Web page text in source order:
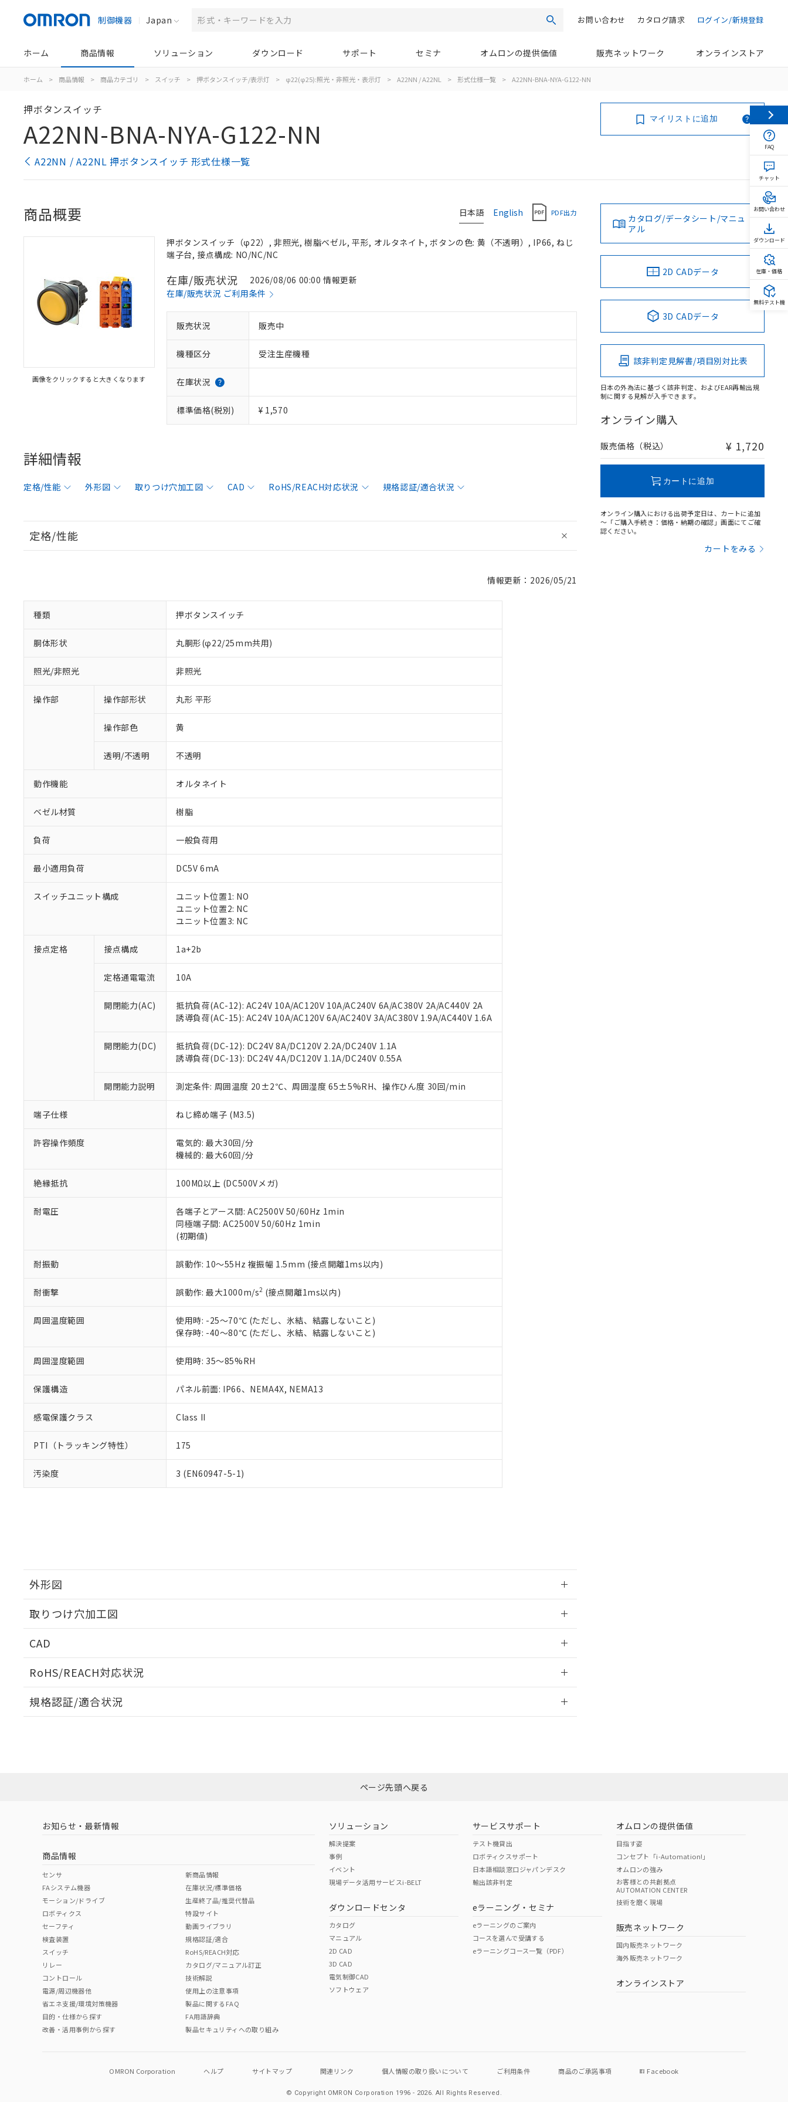
制御機器 Japan 検索 ログイン/新規登録
カタログ請求
お問い合わせ
ホーム 商品情報 ソリューション ダウンロード サポート セミナ オムロンの提供価値 販売ネットワーク オンラインストア
ホーム > 商品情報 > 商品カテゴリ > スイッチ > 押ボタンスイッチ/表示灯 > φ22(φ25):照光・非照光・表示灯 > A22NN / A22NL > 形式仕様一覧 > A22NN-BNA-NYA-G122-NN
押ボタンスイッチ
A22NN-BNA-NYA-G122-NN
A22NN / A22NL 押ボタンスイッチ 形式仕様一覧
マイリストに追加
日本語 English PDF出力
商品概要
画像をクリックすると大きくなります
押ボタンスイッチ（φ22）, 非照光, 樹脂ベゼル, 平形, オルタネイト, ボタンの色: 黄（不透明）, IP66, ねじ
端子台, 接点構成: NO/NC/NC
在庫/販売状況
2026/08/06 00:00 情報更新
在庫/販売状況 ご利用条件
販売状況 販売中
機種区分 受注生産機種
在庫状況
標準価格(税別) ¥ 1,570
詳細情報
定格/性能 外形図 取りつけ穴加工図 CAD RoHS/REACH対応状況 規格認証/適合状況
定格/性能
情報更新：2026/05/21
種類 押ボタンスイッチ
胴体形状 丸胴形(φ22/25mm共用)
照光/非照光 非照光
操作部 操作部形状 丸形 平形
操作部色 黄
透明/不透明 不透明
動作機能 オルタネイト
ベゼル材質 樹脂
負荷 一般負荷用
最小適用負荷 DC5V 6mA
スイッチユニット構成
ユニット位置1: NO
ユニット位置2: NC
ユニット位置3: NC
接点定格 接点構成 1a+2b
定格通電電流 10A
開閉能力(AC)
抵抗負荷(AC-12): AC24V 10A/AC120V 10A/AC240V 6A/AC380V 2A/AC440V 2A
誘導負荷(AC-15): AC24V 10A/AC120V 6A/AC240V 3A/AC380V 1.9A/AC440V 1.6A
開閉能力(DC)
抵抗負荷(DC-12): DC24V 8A/DC120V 2.2A/DC240V 1.1A
誘導負荷(DC-13): DC24V 4A/DC120V 1.1A/DC240V 0.55A
開閉能力説明 測定条件: 周囲温度 20±2℃、周囲湿度 65±5%RH、操作ひん度 30回/min
端子仕様 ねじ締め端子 (M3.5)
許容操作頻度
電気的: 最大30回/分
機械的: 最大60回/分
絶縁抵抗 100MΩ以上 (DC500Vメガ)
耐電圧
各端子とアース間: AC2500V 50/60Hz 1min
同極端子間: AC2500V 50/60Hz 1min
(初期値)
耐振動 誤動作: 10～55Hz 複振幅 1.5mm (接点開離1ms以内)
耐衝撃 誤動作: 最大1000m/s2 (接点開離1ms以内)
周囲温度範囲
使用時: -25～70℃ (ただし、氷結、結露しないこと)
保存時: -40～80℃ (ただし、氷結、結露しないこと)
周囲湿度範囲 使用時: 35～85%RH
保護構造 パネル前面: IP66、NEMA4X, NEMA13
感電保護クラス Class II
PTI（トラッキング特性） 175
汚染度 3 (EN60947-5-1)
外形図
取りつけ穴加工図
CAD
RoHS/REACH対応状況
EU RoHS 注意事項・凡例
ダウンロードはこちら
中国 RoHS 注意事項・凡例
中国 RoHS表
Pb Hg Cr(VI)
O O
"対応済み"や非含有の記載がされた商品であっても、流通在庫等で未対応品が混在する可能性があります。
非含有品が必要な際は、弊社営業部門もしくは販売店へお問い合わせください。
規格認証/適合状況
（イギリス
（ノルウェー
（日本
（アメリカ
この製品の規格認証/適合状況ページへ
その他の認証はこちらのページからご検索ください
カタログ/データシート/マニュ
アル
2D CADデータ
3D CADデータ
該非判定見解書/項目別対比表
日本の外為法に基づく該非判定、およびEAR再輸出規
制に関する見解が入手できます。
オンライン購入
販売価格（税込） ¥ 1,720
カートに追加
オンライン購入における出荷予定日は、カートに追加
～「ご購入手続き：価格・納期の確認」画面にてご確
認ください。
カートをみる
ご利用条件
以下の条件をお読みいただき、同意のうえご利用ください。
本サービスは、当社制御機器事業取扱商品の当社在庫状況および標準価格(税抜)を提供させていただ
くものです。
当社制御機器事業取扱商品の中には、本サービスの対象外となる商品もあることをご了承ください。
のであり、閲覧された時点での実際の在庫および標準価格とは異なる場合があることをご了承くださ
い。
正式な納期状況および標準価格はお客様のお取引先、またはお客様担当のオムロン制御機器販売店・
当社販売員にご相談ください。
オムロン制御機器販売店や当社販売拠点は「販売ネットワーク
」をご確認ください。
在庫状況および標準価格結果を当社の事前の承諾なく第三者に漏洩または開示しないようお願いしま
マイパーツ機能（部品リスト作成サービス）をご利用いただくには、I-Webメンバーズにご登録され
ている必要があります。
お客様が当ウェブサイト上で当社にご登録された部品リストについて、当社および当社の共同利用者
さい。
※当社の共同利用者とは、"個人情報の共同利用に関して"
の「1.共同利用者の範囲」に記載されて
いる法人を指します。
※1 対応状況
対応済み：EU RoHS指令（10物質）の非含有に対応した製品が提供可能な商品です。
対応予定：EU RoHS指令（10物質）の非含有に対応した製品に切り替える予定のある商品です。
対応予定なし：EU RoHS指令（10物質）の非含有に非対応の商品で、対応品を出す予定はありません。
非該当品：ライセンス料など無形物で、有害物質有無と関係のない商品です。
仕入先様の事情により、非含有部品としていたものが、含有品と判明した場合などやむを得ず変更すること
があります。
*EU RoHS指令（10物質）：
鉛(Pb) 1000ppm以下、 水銀(Hg) 1000ppm以下、 カドミウム(Cd) 100ppm以下、
六価クロム(Cr(Ⅵ)) 1000ppm以下、ポリ臭化ビフェニル類(PBB) 1000ppm以下、ポリ臭化ジフェニルエーテル類(PBDE) 1000ppm以下、
但し、RoHS指令で産業用監視および制御機器に対する適用除外項目は除く。
フタル酸エステル類の４物質については閾値を超える意図的な使用がないことを確認しています。
※2 対応予定月
部品在庫の切り替え状況などにより、予定月が前後することがあります。
※3 非含有証明書ダウンロード
下記の非含有証明書をダウンロードすることができます。
EU RoHS指令（10物質）の非含有証明書
51物質の非含有証明書（当社基準）
※本証明書は発行日時点で非含有を証明するもので、過去に遡って非含有を証明するものではありません。
また、RoHS指令のフタル酸エステル類４物質の対応では、対応完了までの期間は出荷製品に未対応品が
混在することから備考欄に対応日を記載しておりました。
り割愛しております。
※1 中国RoHS○×表
「－」：未確認です。当社販売部門へお問い合わせください。
*中国RoHS10物質の基準値 (GB/T26572)：
Pb(鉛) :1000ppm、 Hg(水銀) : 1000ppm、 Cd(カドミウム) : 100ppm、
Cr(Ⅵ)(六価クロム) : 1000ppm、 PBBs(ポリ臭化ビフェニル類) : 1000ppm、 PBDEs(ポリ臭化ジフェニルエーテル類) : 1000ppm、
DBP(フタル酸ジブチル) : 1000ppm、 DIBP(フタル酸ジイソブチル) : 1000ppm、 BBP(フタル酸ブチルベンジル) : 1000ppm、
DEHP(フタル酸ビス(2-エチルヘキシル)) : 1000ppm
※2 環境保護使用期限
「ｅ」：有害物質（10物質）のすべてが基準値以下であることを示します。
「10」：通常の使用状況下において有害物質が外部に漏えいし、環境に深刻な影響を及ぼさない年数を意
味します。
当社は、これら貴社製品のうち、外国為替および外国貿易法に定める商品（以下｢規制貨物等」とい
う）を輸出または国外への提供する場合は、日本国政府の輸出許可(または役務取引許可)を取得する
当社は規制貨物を破棄する場合は、完全に破砕するなど、違法に輸出されないよう必要な手段を講じ
ます。
当社は貴社製品を、核兵器、ミサイル、化学兵器、生物兵器またはその他武器並びにこれらの製造装
当社は、貴社製品を第三者に販売する場合は、上記1、2および3の内容を当該第三者に通知します。
また当社は、販売先および販売に係わる関係者が違法に輸出するおそれがある場合は、取り引きをい
たしません。
記
号
説明
○ 一定数以上の在庫あり
△ 一定数には満たないが在庫あり
－
在庫なし(最新の在庫状況については、お客様のお取引先、またはお客様担当のオムロン制御
機器販売店・当社販売員にご確認ください)
空
白
受注生産機種、また在庫状況の情報を公開していない機種
ページ先頭へ戻る
お知らせ・最新情報
商品情報
センサ
FAシステム機器
モーション/ドライブ
ロボティクス
セーフティ
検査装置
スイッチ
リレー
コントロール
電源/周辺機器他
省エネ支援/環境対策機器
目的・仕様から探す
改善・活用事例から探す
新商品情報
在庫状況/標準価格
生産終了品/推奨代替品
特設サイト
動画ライブラリ
規格認証/適合
RoHS/REACH対応
カタログ/マニュアル訂正
技術解説
使用上の注意事項
製品に関するFAQ
FA用語辞典
製品セキュリティへの取り組み
ソリューション
解決提案
事例
イベント
現場データ活用サービスi-BELT
ダウンロードセンタ
カタログ
マニュアル
2D CAD
3D CAD
電気制御CAD
ソフトウェア
サービスサポート
テスト機貸出
ロボティクスサポート
日本語相談窓口ジャパンデスク
輸出該非判定
eラーニング・セミナ
eラーニングのご案内
コースを選んで受講する
eラーニングコース一覧（PDF）
オムロンの提供価値
目指す姿
コンセプト「i-Automation!」
オムロンの強み
お客様との共創拠点
AUTOMATION CENTER
技術を磨く現場
販売ネットワーク
国内販売ネットワーク
海外販売ネットワーク
オンラインストア
OMRON Corporation ヘルプ サイトマップ 関連リンク 個人情報の取り扱いについて ご利用条件 商品のご承諾事項 Facebook
© Copyright OMRON Corporation 1996 - 2026.All Rights Reserved.
FAQ
チャット
お問い合わせ
ダウンロード
在庫・価格
無料テスト機